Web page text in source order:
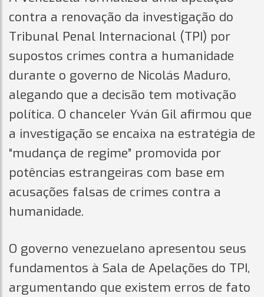
contra a renovação da investigação do
Tribunal Penal Internacional (TPI) por
supostos crimes contra a humanidade
durante o governo de Nicolás Maduro,
alegando que a decisão tem motivação
política. O chanceler Yván Gil afirmou que
a investigação se encaixa na estratégia de
“mudança de regime” promovida por
potências estrangeiras com base em
acusações falsas de crimes contra a
humanidade.
O governo venezuelano apresentou seus
fundamentos à Sala de Apelações do TPI,
argumentando que existem erros de fato